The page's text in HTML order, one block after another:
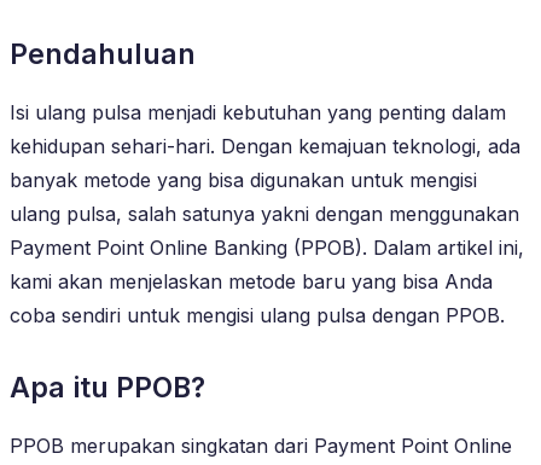
Pendahuluan
Isi ulang pulsa menjadi kebutuhan yang penting dalam
kehidupan sehari-hari. Dengan kemajuan teknologi, ada
banyak metode yang bisa digunakan untuk mengisi
ulang pulsa, salah satunya yakni dengan menggunakan
Payment Point Online Banking (PPOB). Dalam artikel ini,
kami akan menjelaskan metode baru yang bisa Anda
coba sendiri untuk mengisi ulang pulsa dengan PPOB.
Apa itu PPOB?
PPOB merupakan singkatan dari Payment Point Online